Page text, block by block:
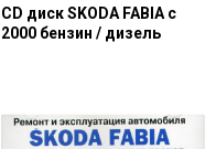
CD диск SKODA FABIA с
2000 бензин / дизель